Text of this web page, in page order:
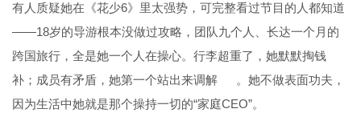
有人质疑她在《花少6》里太强势，可完整看过节目的人都知道
——18岁的导游根本没做过攻略，团队九个人、长达一个月的
跨国旅行，全是她一个人在操心。行李超重了，她默默掏钱
补；成员有矛盾，她第一个站出来调解
。她不做表面功夫，
因为生活中她就是那个操持一切的“家庭CEO”。